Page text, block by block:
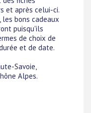
et après celui-ci.
les bons cadeaux
puisqu'ils
de choix de
et de date.
Savoie,
Alpes.